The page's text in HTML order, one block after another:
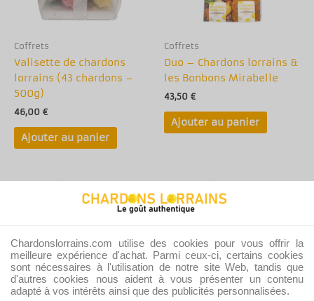
Coffrets
Valisette de chardons
lorrains (43 chardons –
500g)
46,00 €
Ajouter au panier
Coffrets
Duo – Chardons lorrains &
les Bonbons Mirabelle
43,50 €
Ajouter au panier
Chardonslorrains.com utilise des cookies pour vous offrir la
meilleure expérience d'achat. Parmi ceux-ci, certains cookies
sont nécessaires à l'utilisation de notre site Web, tandis que
d'autres cookies nous aident à vous présenter un contenu
adapté à vos intérêts ainsi que des publicités personnalisées.